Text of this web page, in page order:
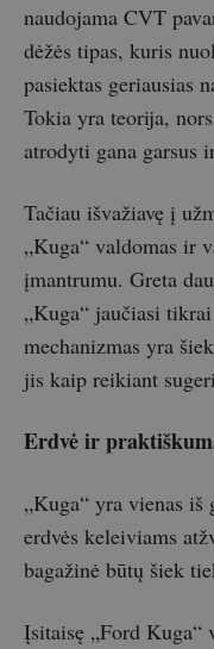
naudojama CVT
dėžės tipas, kuris
pasiektas geriausias
Tokia yra teorija,
atrodyti gana garsus
Tačiau išvažiavę į
„Kuga“ valdomas ir
įmantrumu. Greta
„Kuga“ jaučiasi
mechanizmas yra
jis kaip reikiant
Erdvė ir
„Kuga“ yra vienas
erdvės keleiviams
bagažinė būtų šiek
Įsitaisę „Ford Kuga“